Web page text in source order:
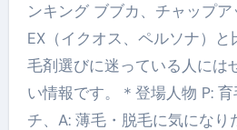
ンキング ブブカ、チャップ
EX（イクオス、ペルソナ）
毛剤選びに迷っている人には
い情報です。＊登場人物 P:
チ、A: 薄毛・脱毛に気にな